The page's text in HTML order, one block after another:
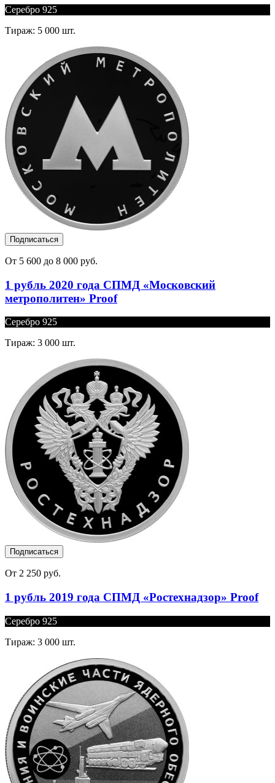
Серебро 925
Тираж: 5 000 шт.
Подписаться
От 5 600 до 8 000 руб.
1 рубль 2020 года СПМД «Московский
метрополитен» Proof
Серебро 925
Тираж: 3 000 шт.
Подписаться
От 2 250 руб.
1 рубль 2019 года СПМД «Ростехнадзор» Proof
Серебро 925
Тираж: 3 000 шт.